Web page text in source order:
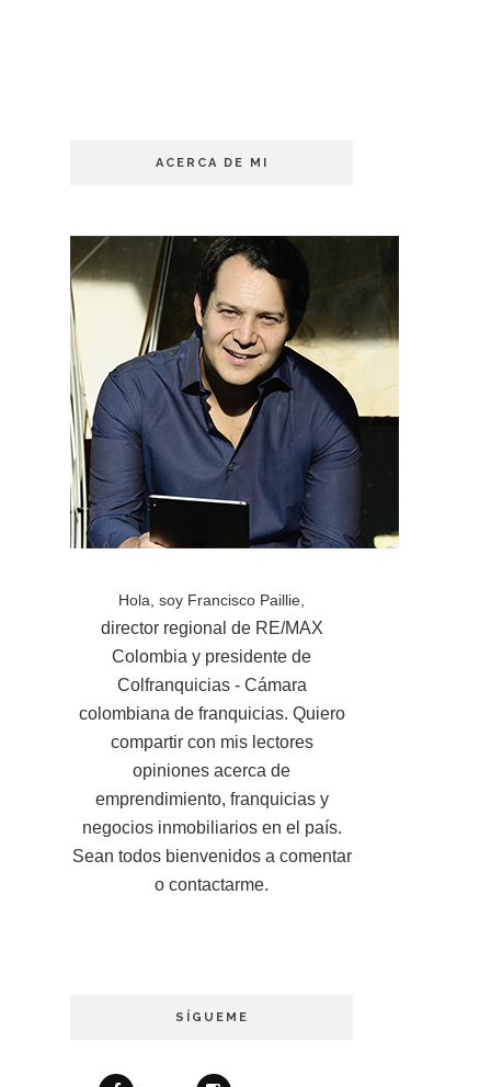
ACERCA DE MI
Hola, soy Francisco Paillie,
director regional de RE/MAX
Colombia y presidente de
Colfranquicias - Cámara
colombiana de franquicias. Quiero
compartir con mis lectores
opiniones acerca de
emprendimiento, franquicias y
negocios inmobiliarios en el país.
Sean todos bienvenidos a comentar
o contactarme.
SÍGUEME